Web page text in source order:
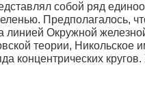
собой ряд
Предполагалось,
линией Окружной
теории,
концентрических